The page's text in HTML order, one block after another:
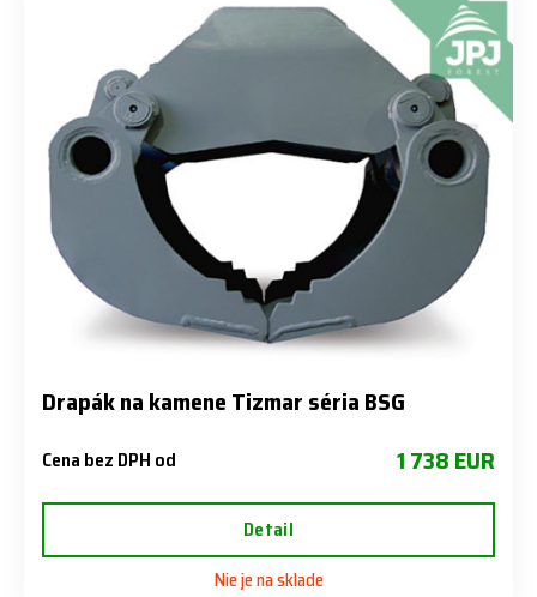
Drapák na kamene Tizmar séria BSG
Cena bez DPH od 1 738 EUR
Detail
Nie je na sklade